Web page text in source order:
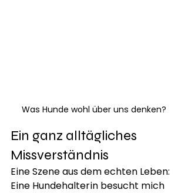
Was Hunde wohl über uns denken?
Ein ganz alltägliches
Missverständnis
Eine Szene aus dem echten Leben:
Eine Hundehalterin besucht mich